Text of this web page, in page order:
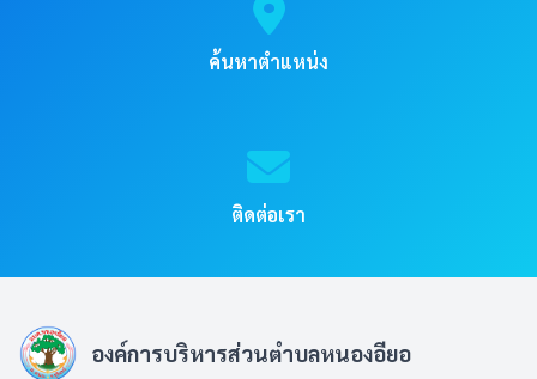
ค้นหาตำแหน่ง
ติดต่อเรา
องค์การบริหารส่วนตำบลหนองอียอ